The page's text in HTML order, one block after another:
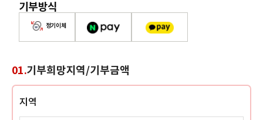
기부방식
정기이체
네이버페이 카카오페이
01.기부희망지역/기부금액
지역